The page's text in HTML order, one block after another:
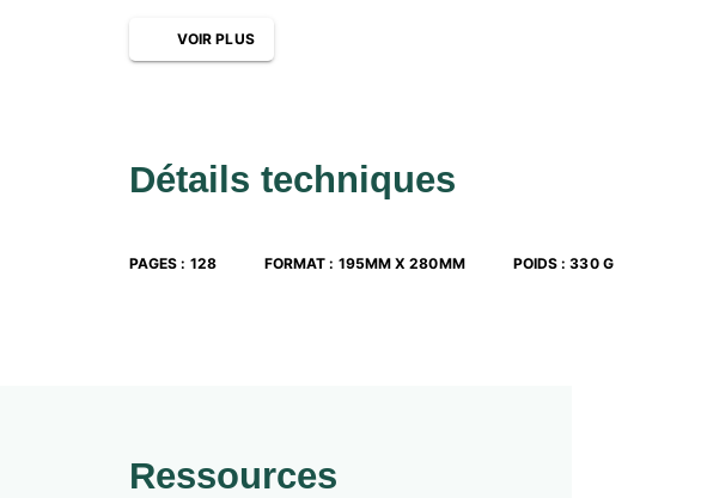
VOIR PLUS
Détails techniques
PAGES : 128 FORMAT : 195MM X 280MM POIDS :330 G
Ressources